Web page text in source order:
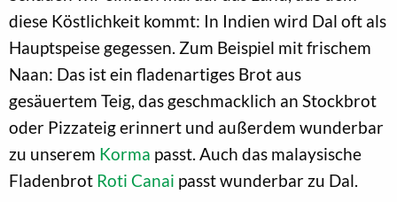
diese Köstlichkeit kommt: In Indien wird Dal oft als
Hauptspeise gegessen. Zum Beispiel mit frischem
Naan: Das ist ein fladenartiges Brot aus
gesäuertem Teig, das geschmacklich an Stockbrot
oder Pizzateig erinnert und außerdem wunderbar
zu unserem Korma passt. Auch das malaysische
Fladenbrot Roti Canai passt wunderbar zu Dal.